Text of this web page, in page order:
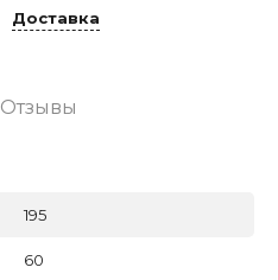
Доставка
Отзывы
195
60